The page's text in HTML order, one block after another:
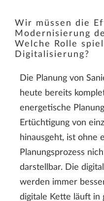
Wir müssen die
Modernisierung
Welche Rolle
Digitalisierung?
Die Planung von
heute bereits
energetische
Ertüchtigung von
hinausgeht, ist ohne
Planungsprozess
darstellbar. Die
werden immer
digitale Kette läuft in